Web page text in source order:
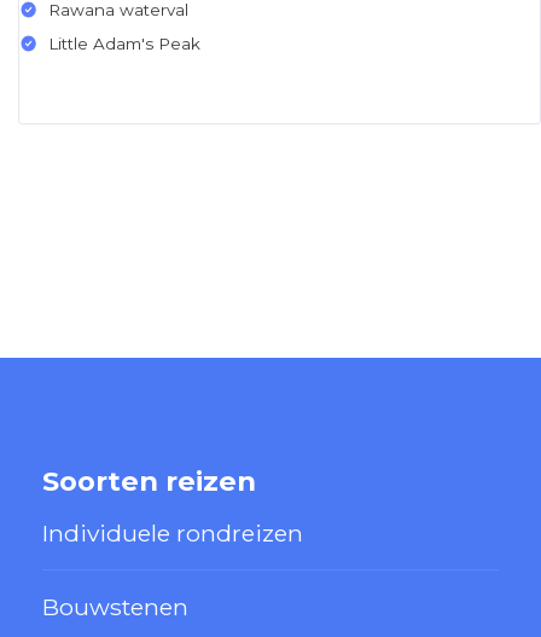
Rawana waterval
Little Adam's Peak
Soorten reizen
Individuele rondreizen
Bouwstenen